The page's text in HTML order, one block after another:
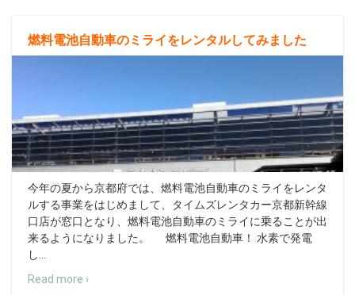
燃料電池自動車のミライをレンタルしてみました
今年の夏から京都府では、燃料電池自動車のミライをレンタ
ルする事業をはじめまして、タイムズレンタカー京都新幹線
口店が窓口となり、燃料電池自動車のミライに乗ることが出
来るようになりました。 燃料電池自動車！ 水素で発電
し
Read more ›